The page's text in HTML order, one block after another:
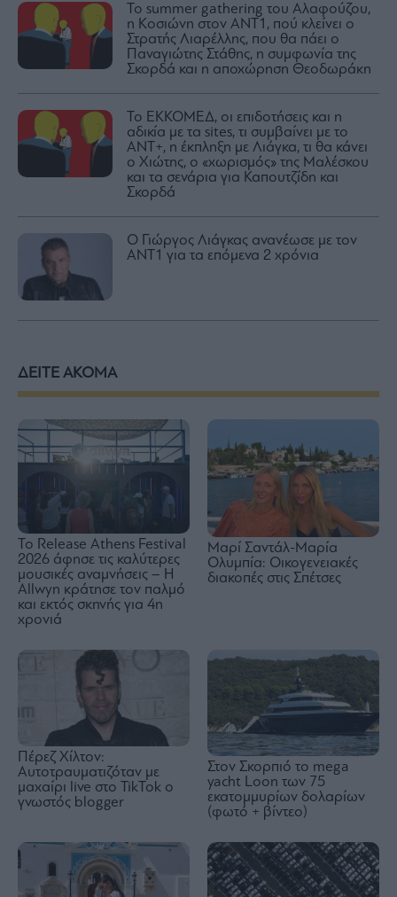
Το summer gathering του Αλαφούζου,
η Κοσιώνη στον ΑΝΤ1, πού κλείνει ο
Στρατής Λιαρέλλης, που θα πάει ο
Παναγιώτης Στάθης, η συμφωνία της
Σκορδά και η αποχώρηση Θεοδωράκη
Το ΕΚΚΟΜΕΔ, οι επιδοτήσεις και η
αδικία με τα sites, τι συμβαίνει με το
ΑΝΤ+, η έκπληξη με Λιάγκα, τι θα κάνει
ο Χιώτης, ο «χωρισμός» της Μαλέσκου
και τα σενάρια για Καπουτζίδη και
Σκορδά
Ο Γιώργος Λιάγκας ανανέωσε με τον
ΑΝΤ1 για τα επόμενα 2 χρόνια
ΔΕΙΤΕ ΑΚΟΜΑ
Το Release Athens Festival
2026 άφησε τις καλύτερες
μουσικές αναμνήσεις – Η
Allwyn κράτησε τον παλμό
και εκτός σκηνής για 4η
χρονιά
Μαρί Σαντάλ-Μαρία
Ολυμπία: Οικογενειακές
διακοπές στις Σπέτσες
Πέρεζ Χίλτον:
Αυτοτραυματιζόταν με
μαχαίρι live στο TikTok ο
γνωστός blogger
Στον Σκορπιό το mega
yacht Loon των 75
εκατομμυρίων δολαρίων
(φωτό + βίντεο)